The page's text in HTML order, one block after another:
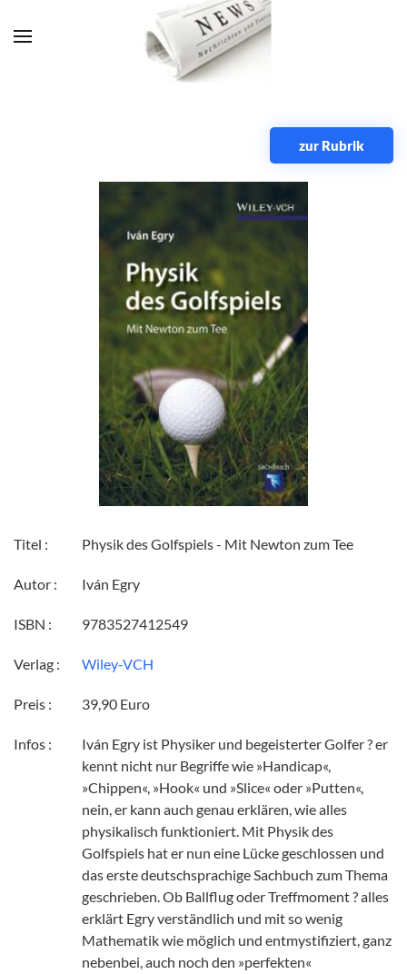
Zum Hauptinhalt springen
zur Rubrik
Titel : Physik des Golfspiels - Mit Newton zum Tee
Autor : Iván Egry
ISBN : 9783527412549
Verlag : Wiley-VCH
Preis : 39,90 Euro
Infos :
Iván Egry ist Physiker und begeisterter Golfer ? er
kennt nicht nur Begriffe wie »Handicap«,
»Chippen«, »Hook« und »Slice« oder »Putten«,
nein, er kann auch genau erklären, wie alles
physikalisch funktioniert. Mit Physik des
Golfspiels hat er nun eine Lücke geschlossen und
das erste deutschsprachige Sachbuch zum Thema
geschrieben. Ob Ballflug oder Treffmoment ? alles
erklärt Egry verständlich und mit so wenig
Mathematik wie möglich und entmystifiziert, ganz
nebenbei, auch noch den »perfekten«